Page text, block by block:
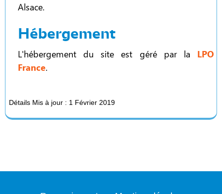
Alsace.
Hébergement
L'hébergement du site est géré par la LPO
France.
Détails Mis à jour : 1 Février 2019